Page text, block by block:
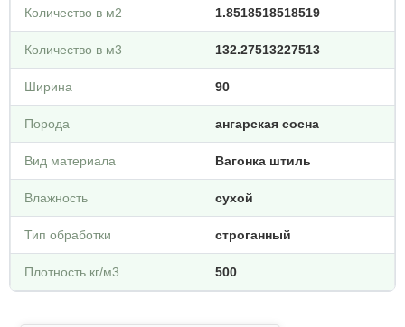
Количество в м2 1.8518518518519
Количество в м3 132.27513227513
Ширина 90
Порода ангарская сосна
Вид материала Вагонка штиль
Влажность сухой
Тип обработки строганный
Плотность кг/м3 500